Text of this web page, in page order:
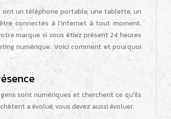
un téléphone portable, une tablette, un
connectés à l’internet à tout moment.
marque si vous étiez présent 24 heures
numérique. Voici comment et pourquoi
sont numériques et cherchent ce qu’ils
a évolué, vous devez aussi évoluer.